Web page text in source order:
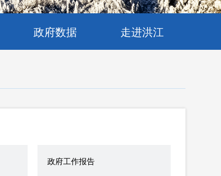
政府数据 走进洪江
政府工作报告